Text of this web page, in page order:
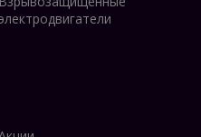
от -60°C до +50°C
сетевого